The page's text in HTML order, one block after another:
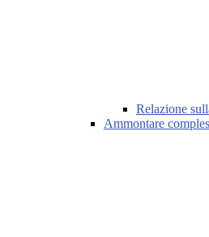
Relazione
Ammontare